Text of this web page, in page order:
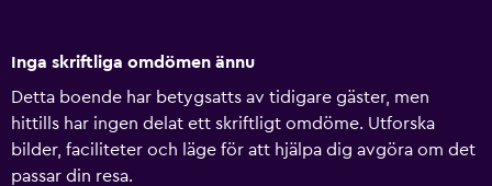
Inga skriftliga omdömen ännu
Detta boende har betygsatts av tidigare gäster, men
hittills har ingen delat ett skriftligt omdöme. Utforska
bilder, faciliteter och läge för att hjälpa dig avgöra om det
passar din resa.